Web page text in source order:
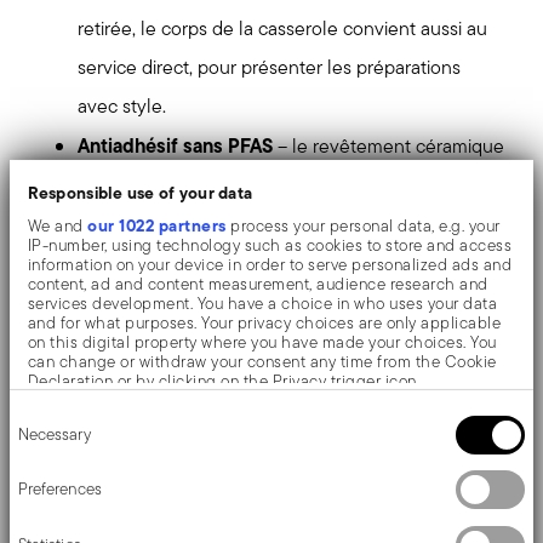
Responsible use of your data
We andour 1022 partners process your personal data, e.g. your
IP-number, using technology such as cookies to store and access
information on your device in order to serve personalized ads and
content, ad and content measurement, audience research and
services development. You have a choice in who uses your data
and for what purposes. Your privacy choices are only applicable
on this digital property where you have made your choices. You
can change or withdraw your consent any time from the Cookie
Declaration or by clicking on the Privacy trigger icon.
Collect information about your geographical location
Identify your device by actively scanning it for specific
characteristics (fingerprinting)
Find out more about how your personal data is processed and set
Selection
Necessary
Preferences
retirée, le corps de la casserole convient aussi au
service direct, pour présenter les préparations
avec style.
Antiadhésif sans PFAS– le revêtement céramique
antiadhésif est fabriqué sans PFAS, facile à
nettoyer et compatible avec le lave-vaisselle.
Corps en aluminium– léger et pratique à
manipuler, il favorise une cuisson homogène et
adaptée à un usage quotidien.
Compatible four– utilisable au four sans la
poignée, pour élargir les possibilités de préparation
Palette iconique
– quatre couleurs originales, une